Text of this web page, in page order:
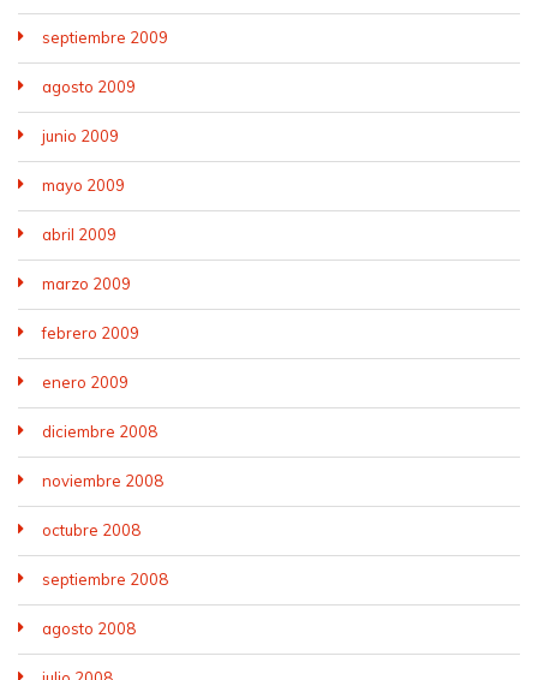
septiembre 2009
agosto 2009
junio 2009
mayo 2009
abril 2009
marzo 2009
febrero 2009
enero 2009
diciembre 2008
noviembre 2008
octubre 2008
septiembre 2008
agosto 2008